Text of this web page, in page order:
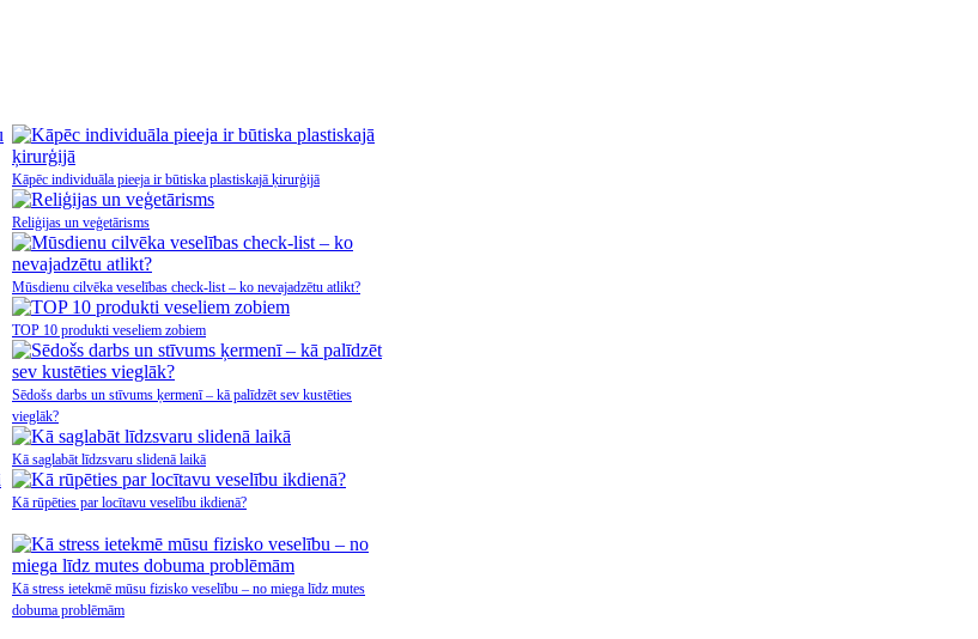
Kāpēc individuāla pieeja ir būtiska plastiskajā ķirurģijā
Reliģijas un veģetārisms
Mūsdienu cilvēka veselības check-list – ko nevajadzētu atlikt?
TOP 10 produkti veseliem zobiem
Sēdošs darbs un stīvums ķermenī – kā palīdzēt sev kustēties
vieglāk?
Kā saglabāt līdzsvaru slidenā laikā
Kā rūpēties par locītavu veselību ikdienā?
Kā stress ietekmē mūsu fizisko veselību – no miega līdz mutes
dobuma problēmām